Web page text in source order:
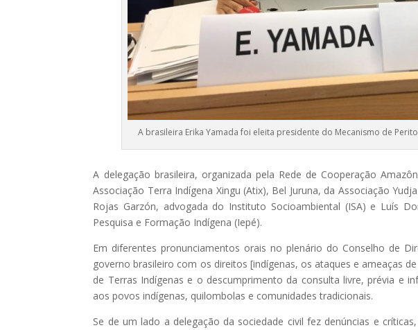
A brasileira Erika Yamada foi eleita presidente do Mecanismo de
A delegação brasileira, organizada pela Rede de Cooperação
Associação Terra Indígena Xingu (Atix), Bel Juruna, da Associação
Rojas Garzón, advogada do Instituto Socioambiental (ISA) e Luís
Pesquisa e Formação Indígena (Iepé).
Em diferentes pronunciamentos orais no plenário do Conselho de
governo brasileiro com os direitos [indígenas, os ataques e ameaças
de Terras Indígenas e o descumprimento da consulta livre, prévia e
aos povos indígenas, quilombolas e comunidades tradicionais.
Se de um lado a delegação da sociedade civil fez denúncias e